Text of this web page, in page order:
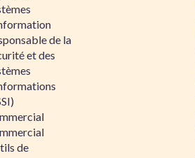
de la
et des
de